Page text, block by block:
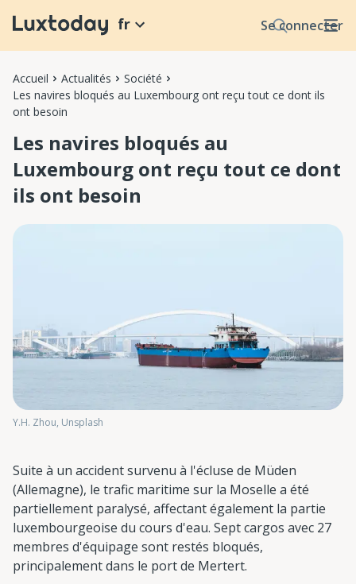
Se connecter
fr
Accueil Actualités
Société
Les navires bloqués au Luxembourg ont reçu tout ce dont ils
ont besoin
Les navires bloqués au
Luxembourg ont reçu tout ce dont
ils ont besoin
Y.H. Zhou, Unsplash
Suite à un accident survenu à l'écluse de Müden
(Allemagne), le trafic maritime sur la Moselle a été
partiellement paralysé, affectant également la partie
luxembourgeoise du cours d'eau. Sept cargos avec 27
membres d'équipage sont restés bloqués,
principalement dans le port de Mertert.